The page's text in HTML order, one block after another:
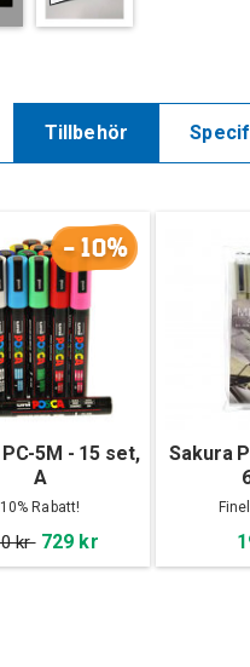
Tillbehör
-10%
5M - 15 set,
A
10% Rabatt!
kr 729 kr
Sakura